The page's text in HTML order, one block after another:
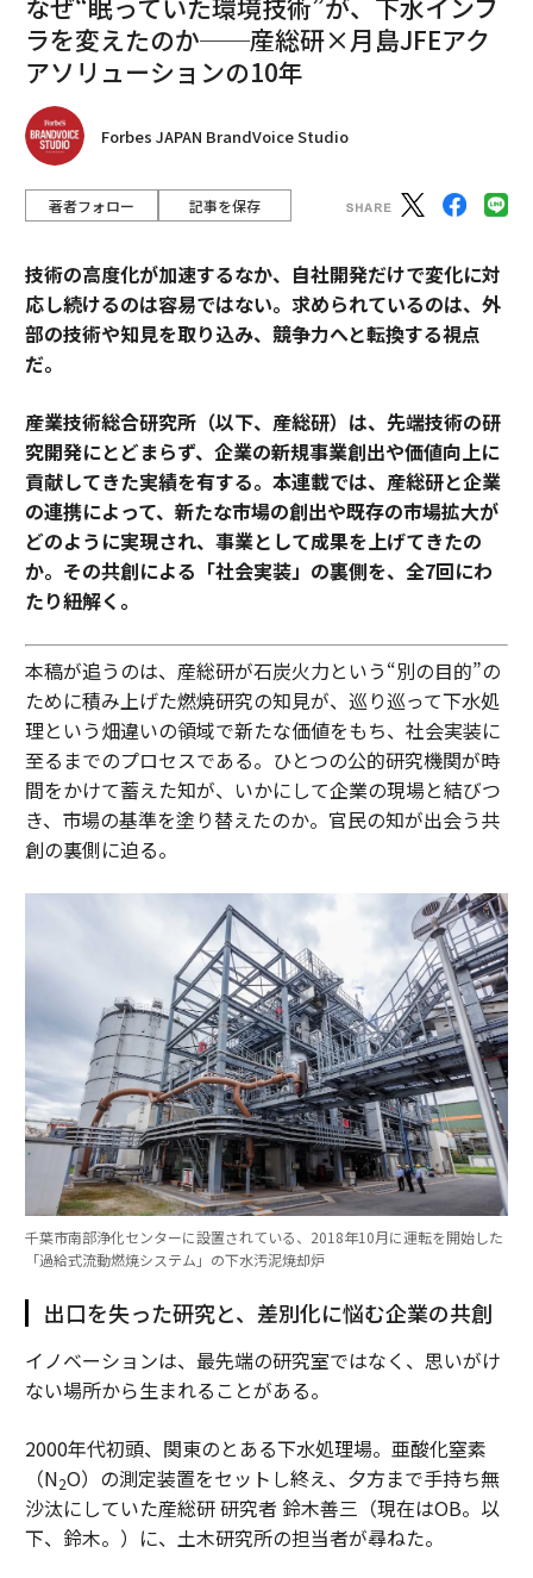
なぜ“眠っていた環境技術”が、下水インフ
ラを変えたのか──産総研×月島JFEアク
アソリューションの10年
Forbes JAPAN BrandVoice Studio
著者フォロー 記事を保存
技術の高度化が加速するなか、自社開発だけで変化に対
応し続けるのは容易ではない。求められているのは、外
部の技術や知見を取り込み、競争力へと転換する視点
だ。
産業技術総合研究所（以下、産総研）は、先端技術の研
究開発にとどまらず、企業の新規事業創出や価値向上に
貢献してきた実績を有する。本連載では、産総研と企業
の連携によって、新たな市場の創出や既存の市場拡大が
どのように実現され、事業として成果を上げてきたの
か。その共創による「社会実装」の裏側を、全7回にわ
たり紐解く。
本稿が追うのは、産総研が石炭火力という“別の目的”の
ために積み上げた燃焼研究の知見が、巡り巡って下水処
理という畑違いの領域で新たな価値をもち、社会実装に
至るまでのプロセスである。ひとつの公的研究機関が時
間をかけて蓄えた知が、いかにして企業の現場と結びつ
き、市場の基準を塗り替えたのか。官民の知が出会う共
創の裏側に迫る。
千葉市南部浄化センターに設置されている、2018年10月に運転を開始した
「過給式流動燃焼システム」の下水汚泥焼却炉
出口を失った研究と、差別化に悩む企業の共創
イノベーションは、最先端の研究室ではなく、思いがけ
ない場所から生まれることがある。
2000年代初頭、関東のとある下水処理場。亜酸化窒素
（N2O）の測定装置をセットし終え、夕方まで手持ち無
沙汰にしていた産総研 研究者 鈴木善三（現在はOB。以
下、鈴木。）に、土木研究所の担当者が尋ねた。